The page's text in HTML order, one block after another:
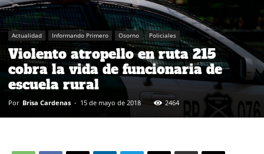
Actualidad Informando Primero Osorno Policiales
Violento atropello en ruta 215
cobra la vida de funcionaria de
escuela rural
Por Brisa Cardenas - 15 de mayo de 2018 2464